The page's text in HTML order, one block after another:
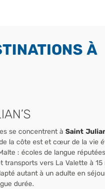
À
se concentrent à Saint
la côte est et cœur de la vie
: écoles de langue
transports vers La Valette à 15
autant à un adulte en
durée.